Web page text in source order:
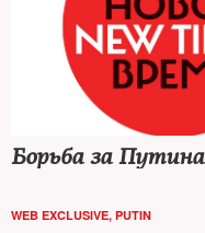
Борьба за Путина
WEB EXCLUSIVE, PUTIN